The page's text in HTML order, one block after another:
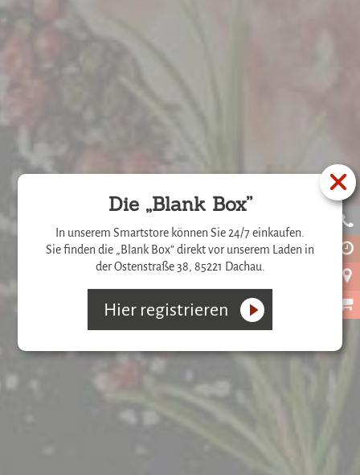
Die „Blank Box”
In unserem Smartstore können Sie 24/7 einkaufen.
Sie finden die „Blank Box” direkt vor unserem Laden in
der Ostenstraße 38, 85221 Dachau.
Hier registrieren